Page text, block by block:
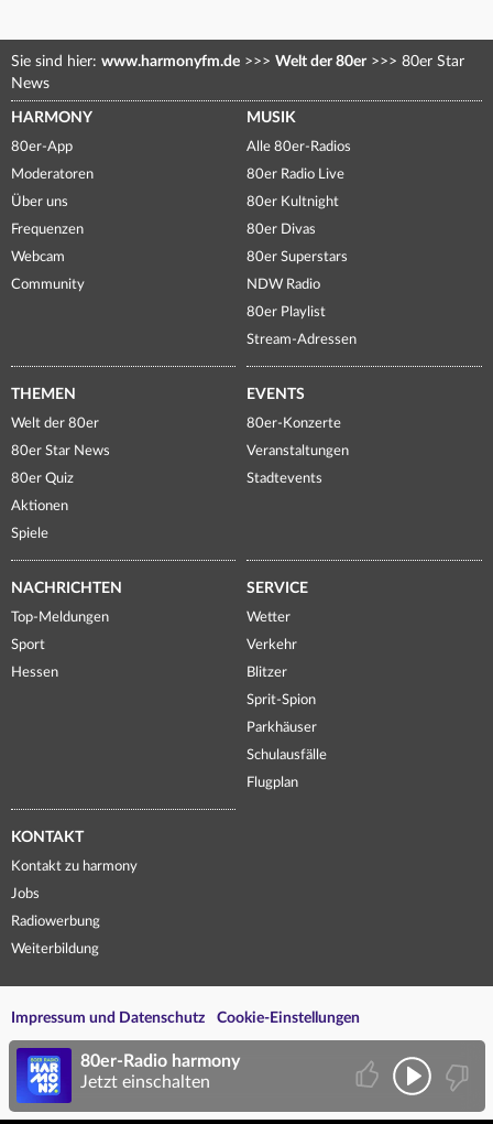
Sie sind hier: www.harmonyfm.de >>> Welt der 80er >>> 80er Star
News
HARMONY
80er-App
Moderatoren
Über uns
Frequenzen
Webcam
Community
MUSIK
Alle 80er-Radios
80er Radio Live
80er Kultnight
80er Divas
80er Superstars
NDW Radio
80er Playlist
Stream-Adressen
THEMEN
Welt der 80er
80er Star News
80er Quiz
Aktionen
Spiele
EVENTS
80er-Konzerte
Veranstaltungen
Stadtevents
NACHRICHTEN
Top-Meldungen
Sport
Hessen
SERVICE
Wetter
Verkehr
Blitzer
Sprit-Spion
Parkhäuser
Schulausfälle
Flugplan
KONTAKT
Kontakt zu harmony
Jobs
Radiowerbung
Weiterbildung
Impressum und Datenschutz Cookie-Einstellungen
80er-Radio harmony
Jetzt einschalten